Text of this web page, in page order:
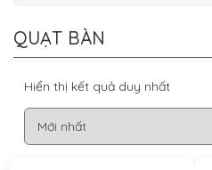
QUẠT BÀN
Hiển thị kết quả duy nhất